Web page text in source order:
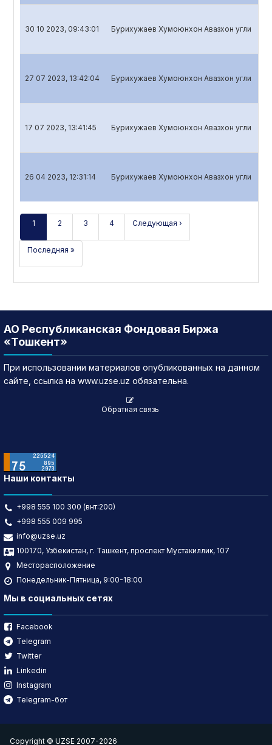
30 10 2023, 09:43:01 Бурихужаев Хумоюнхон Авазхон угли
27 07 2023, 13:42:04 Бурихужаев Хумоюнхон Авазхон угли
17 07 2023, 13:41:45 Бурихужаев Хумоюнхон Авазхон угли
26 04 2023, 12:31:14 Бурихужаев Хумоюнхон Авазхон угли
1 2 3 4 Следующая ›
Последняя »
АО Республиканская Фондовая Биржа
«Тошкент»
При использовании материалов опубликованных на данном
сайте, ссылка на www.uzse.uz обязательна.
Обратная связь
Наши контакты
+998 555 100 300 (внт:200)
+998 555 009 995
info@uzse.uz
100170, Узбекистан, г. Ташкент, проспект Мустакиллик, 107
Месторасположение
Понедельник-Пятница, 9:00-18:00
Мы в социальных сетях
Facebook
Telegram
Twitter
Linkedin
Instagram
Telegram-бот
Copyright © UZSE 2007-2026